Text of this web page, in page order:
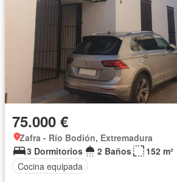
75.000 €
Zafra - Río Bodión, Extremadura
3 Dormitorios
2 Baños
152 m²
Cocina equipada